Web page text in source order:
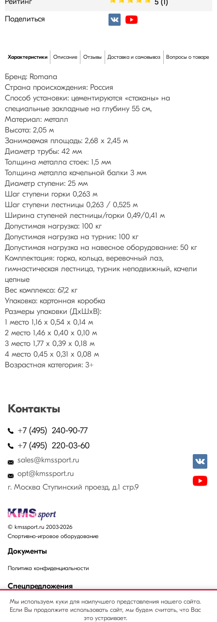
Мы используем куки для наилучшего представления нашего сайта.
Если Вы продолжите использовать сайт, мы будем считать, что Вас
это устраивает.
Рейтинг
5 (1)
Поделиться
Характеристики Описание Отзывы Доставка и самовывоз Вопросы о товаре
Бренд: Romana
Страна происхождения: Россия
Способ установки: цементируются «стаканы» на
специальные закладные на глубину 55 см,
Материал: металл
Высота: 2,05 м
Занимаемая площадь: 2,68 х 2,45 м
Диаметр трубы: 42 мм
Толщина металла стоек: 1,5 мм
Толщина металла качельной балки 3 мм
Диаметр ступени: 25 мм
Шаг ступени горки 0,263 м
Шаг ступени лестницы 0,263 / 0,525 м
Ширина ступеней лестницы/горки 0,49/0,41 м
Допустимая нагрузка: 100 кг
Допустимая нагрузка на турник: 100 кг
Допустимая нагрузка на навесное оборудование: 50 кг
Комплектация: горка, кольца, веревочный лаз,
гимнастическая лестница, турник неподвижный, качели
цепные
Вес комплекса: 67,2 кг
Упаковка: картонная коробка
Размеры упаковки (ДхШхВ):
1 место 1,16 х 0,54 х 0,14 м
2 место 1,46 х 0,40 х 0,10 м
3 место 1,77 х 0,39 х 0,18 м
4 место 0,45 х 0,31 х 0,08 м
Возрастная категория: 3+
Контакты
+7 (495) 240-90-77
+7 (495) 220-03-60
sales@kmssport.ru
opt@kmssport.ru
г. Москва Ступинский проезд, д.1 стр.9
© kmssport.ru 2003-2026
Спортивно-игровое оборудование
Документы
Политика конфиденциальности
Спецпредложения
Акции